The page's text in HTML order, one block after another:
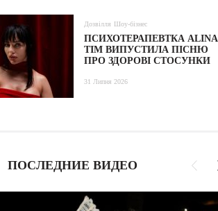
Дозвілля Шоу-бізнес
ПСИХОТЕРАПЕВТКА ALINA
TIM ВИПУСТИЛА ПІСНЮ
ПРО ЗДОРОВІ СТОСУНКИ
31 Липня 2026
ПОСЛЕДНИЕ ВИДЕО